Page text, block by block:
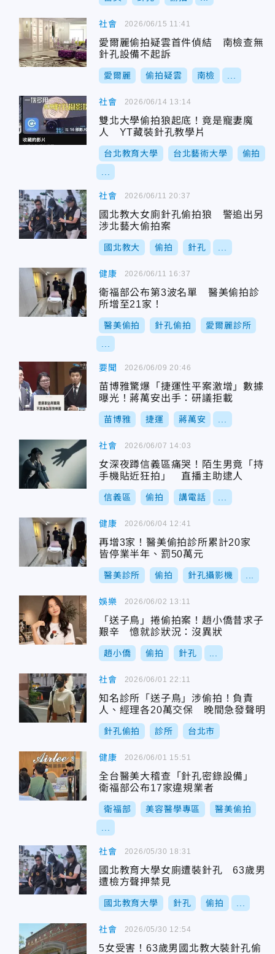
社會
愛爾麗偷拍疑雲首件偵結 南檢查無
針孔設備不起訴
愛爾麗 偷拍疑雲 南檢
2026/06/15 11:41
社會
雙北大學偷拍狼起底！竟是寵妻魔
人 YT藏裝針孔教學片
台北教育大學 台北藝術大學 偷拍
2026/06/14 13:14
社會
國北教大女廁針孔偷拍狼 警追出另
涉北藝大偷拍案
國北教大 偷拍 針孔
2026/06/11 20:37
健康
衛福部公布第3波名單 醫美偷拍診
所增至21家！
醫美偷拍 針孔偷拍 愛爾麗診所
2026/06/11 16:37
要聞
苗博雅驚爆「捷運性平案激增」數據
曝光！蔣萬安出手：研議拒載
苗博雅 捷運 蔣萬安
2026/06/09 20:46
社會
女深夜蹲信義區痛哭！陌生男竟「持
手機貼近狂拍」 直播主助逮人
信義區 偷拍 講電話
2026/06/07 14:03
健康
再增3家！醫美偷拍診所累計20家
皆停業半年、罰50萬元
醫美診所 偷拍 針孔攝影機
2026/06/04 12:41
娛樂
「送子鳥」捲偷拍案！趙小僑昔求子
艱辛 憶就診狀況：沒異狀
趙小僑 偷拍 針孔
2026/06/02 13:11
社會
知名診所「送子鳥」涉偷拍！負責
人、經理各20萬交保 晚間急發聲明
針孔偷拍 診所 台北市
2026/06/01 22:11
健康
全台醫美大稽查「針孔密錄設備」
衛福部公布17家違規業者
衛福部 美容醫學專區 醫美偷拍
2026/06/01 15:51
社會
國北教育大學女廁遭裝針孔 63歲男
遭檢方聲押禁見
國北教育大學 針孔 偷拍
2026/05/30 18:31
社會
5女受害！63歲男國北教大裝針孔偷
2026/05/30 12:54